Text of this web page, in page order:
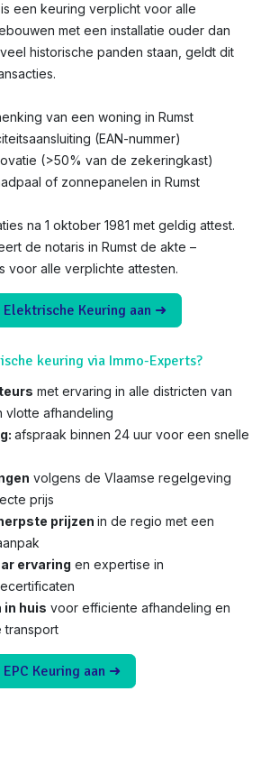
een keuring verplicht voor alle
met een installatie ouder dan
veel historische panden staan, geldt dit
van een woning in Rumst
(EAN-nummer)
(>50% van de zekeringkast)
of zonnepanelen in Rumst
na 1 oktober 1981 met geldig attest.
de notaris in Rumst de akte –
voor alle verplichte attesten.
Keuring aan ➜
keuring via Immo-Experts?
met ervaring in alle districten van
vlotte afhandeling
afspraak binnen 24 uur voor een snelle
volgens de Vlaamse regelgeving
prijs
prijzen in de regio met een
ervaring en expertise in
in huis voor efficiente afhandeling en
transport
Keuring aan ➜